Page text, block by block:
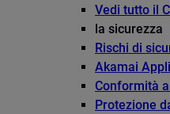
Vedi tutto il
la sicurezza
Rischi di
Akamai
Conformità
Protezione